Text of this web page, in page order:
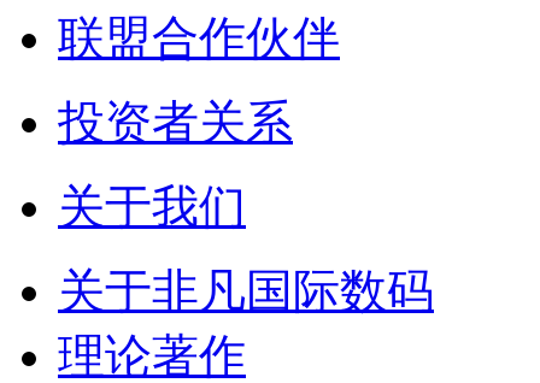
联盟合作伙伴
投资者关系
关于我们
关于非凡国际数码
理论著作